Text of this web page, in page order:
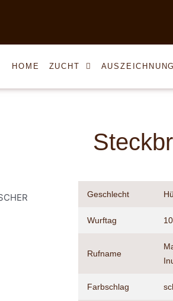
HOME ZUCHT
Geschlecht
Wurftag
Rufname
Farbschlag